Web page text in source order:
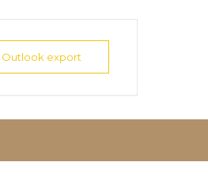
Outlook export